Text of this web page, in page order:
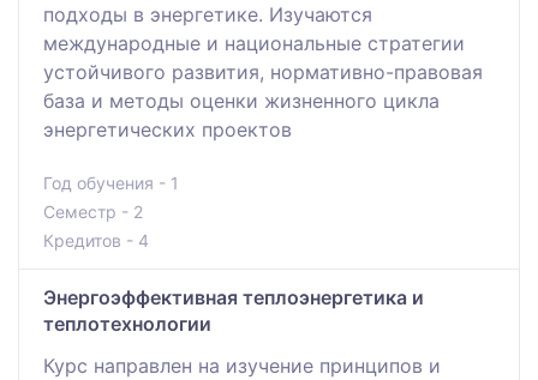
подходы в энергетике. Изучаются
международные и национальные стратегии
устойчивого развития, нормативно-правовая
база и методы оценки жизненного цикла
энергетических проектов
Год обучения - 1
Семестр - 2
Кредитов - 4
Энергоэффективная теплоэнергетика и
теплотехнологии
Курс направлен на изучение принципов и